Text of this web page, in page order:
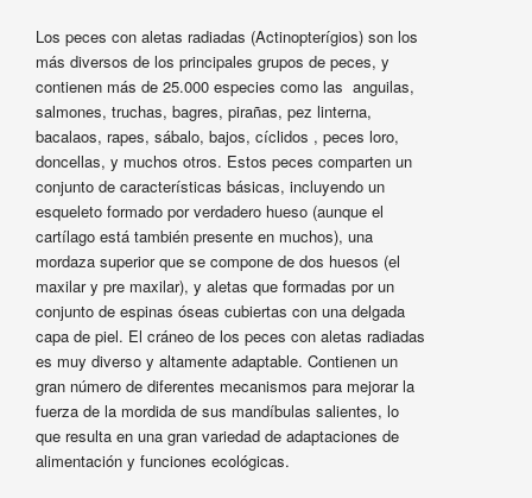
Los peces con aletas radiadas (Actinopterígios) son los
más diversos de los principales grupos de peces, y
contienen más de 25.000 especies como las anguilas,
salmones, truchas, bagres, pirañas, pez linterna,
bacalaos, rapes, sábalo, bajos, cíclidos , peces loro,
doncellas, y muchos otros. Estos peces comparten un
conjunto de características básicas, incluyendo un
esqueleto formado por verdadero hueso (aunque el
cartílago está también presente en muchos), una
mordaza superior que se compone de dos huesos (el
maxilar y pre maxilar), y aletas que formadas por un
conjunto de espinas óseas cubiertas con una delgada
capa de piel. El cráneo de los peces con aletas radiadas
es muy diverso y altamente adaptable. Contienen un
gran número de diferentes mecanismos para mejorar la
fuerza de la mordida de sus mandíbulas salientes, lo
que resulta en una gran variedad de adaptaciones de
alimentación y funciones ecológicas.